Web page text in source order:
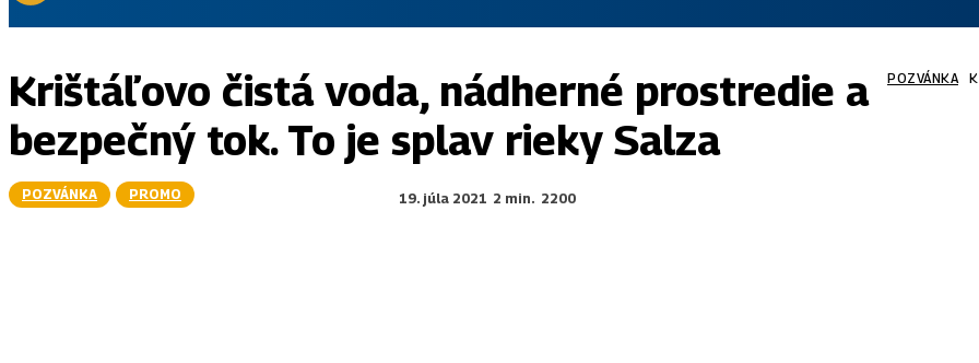
POZVÁNKA
Krištáľovo čistá voda, nádherné prostredie a
bezpečný tok. To je splav rieky Salza
POZVÁNKA PROMO 19. júla 2021 2 min. 2200